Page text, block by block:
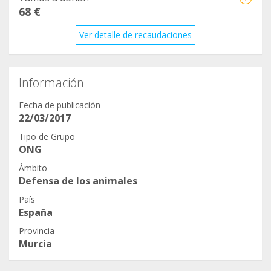
68 €
Ver detalle de recaudaciones
Información
Fecha de publicación
22/03/2017
Tipo de Grupo
ONG
Ámbito
Defensa de los animales
País
España
Provincia
Murcia